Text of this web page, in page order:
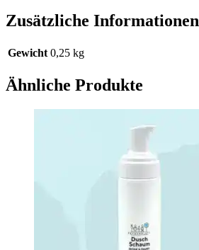
Menge
Zusätzliche Informationen
Gewicht 0,25 kg
Ähnliche Produkte